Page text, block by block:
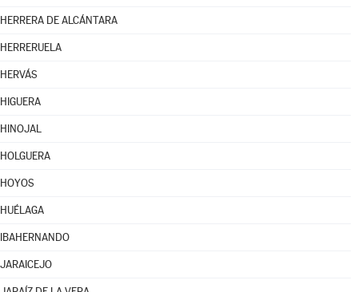
HERRERA DE ALCÁNTARA
HERRERUELA
HERVÁS
HIGUERA
HINOJAL
HOLGUERA
HOYOS
HUÉLAGA
IBAHERNANDO
JARAICEJO